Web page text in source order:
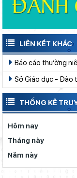
LIÊN KẾT KHÁC
Báo cáo thường
Sở Giáo dục - Đào
THỐNG KÊ
Hôm nay
Tháng này
Năm này